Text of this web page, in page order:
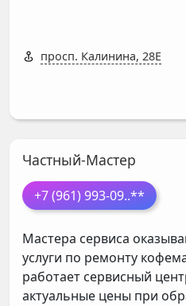
просп. Калинина, 28Е
Частный-Мастер
+7 (961) 993-09..**
Мастера сервиса
услуги по ремонту
работает сервисный
актуальные цены при